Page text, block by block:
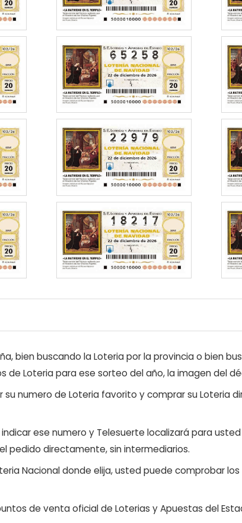
bien buscando la Loteria por la provincia o bien
de Loteria para ese sorteo del año, la imagen del
numero de Loteria favorito y comprar su Loteria
ese numero y Telesuerte localizará para
pedido directamente, sin intermediarios.
Nacional donde elija, usted puede comprobar
de venta oficial de Loterias y Apuestas del